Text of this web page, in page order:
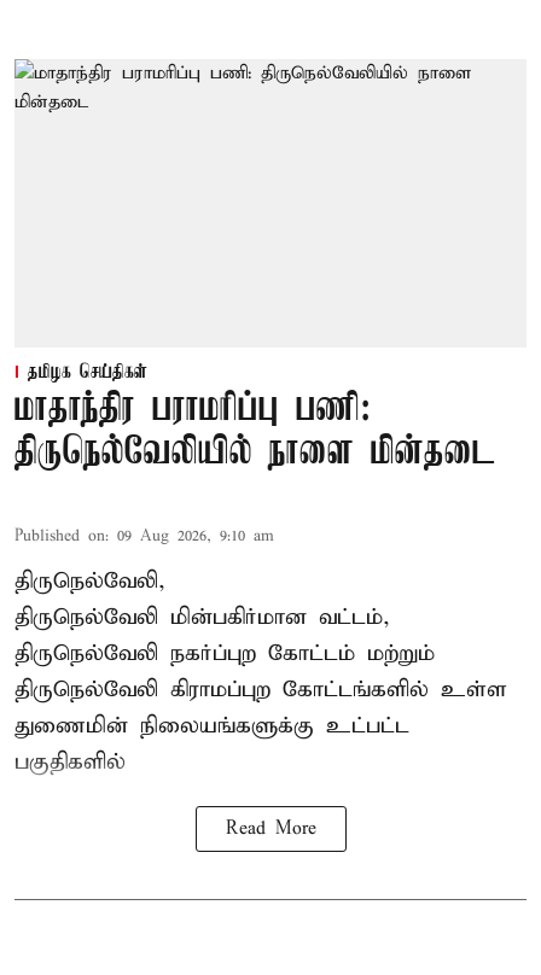
தமிழக செய்திகள்
மாதாந்திர பராமரிப்பு பணி:
திருநெல்வேலியில் நாளை மின்தடை
Published on: 09 Aug 2026, 9:10 am
திருநெல்வேலி,
திருநெல்வேலி மின்பகிர்மான வட்டம்,
திருநெல்வேலி நகர்ப்புற கோட்டம் மற்றும்
திருநெல்வேலி கிராமப்புற கோட்டங்களில் உள்ள
துணைமின் நிலையங்களுக்கு உட்பட்ட
பகுதிகளில்
Read More